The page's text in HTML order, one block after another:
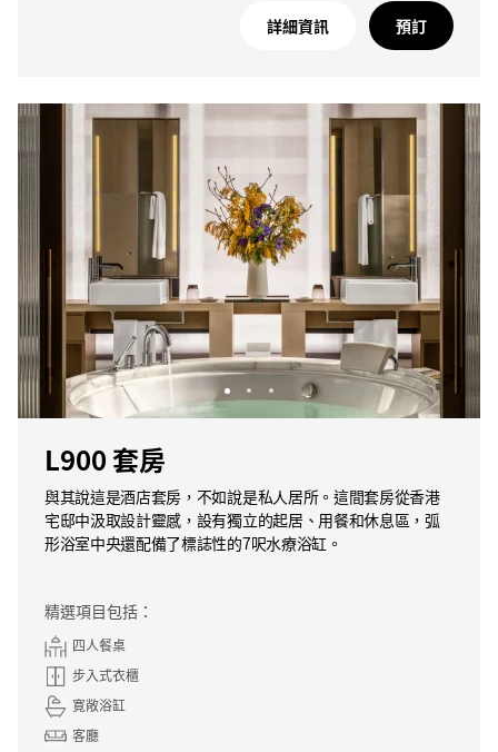
詳細資訊 預訂
L900 套房
與其說這是酒店套房，不如說是私人居所。這間套房從香港
宅邸中汲取設計靈感，設有獨立的起居、用餐和休息區，弧
形浴室中央還配備了標誌性的7呎水療浴缸。
精選項目包括：
四人餐桌
步入式衣櫃
寛敞浴缸
客廳